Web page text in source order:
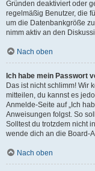
Gründen deaktiviert oder
regelmäßig Benutzer, die
um die Datenbankgröße
nimm aktiv an den
Nach oben
Ich habe mein Passwort
Das ist nicht schlimm! Wir
mitteilen, du kannst es
Anmelde-Seite auf „Ich
Anweisungen folgst. So
Solltest du trotzdem nicht
wende dich an die Board-
Nach oben